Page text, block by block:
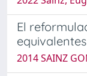
El
2014 SAINZ